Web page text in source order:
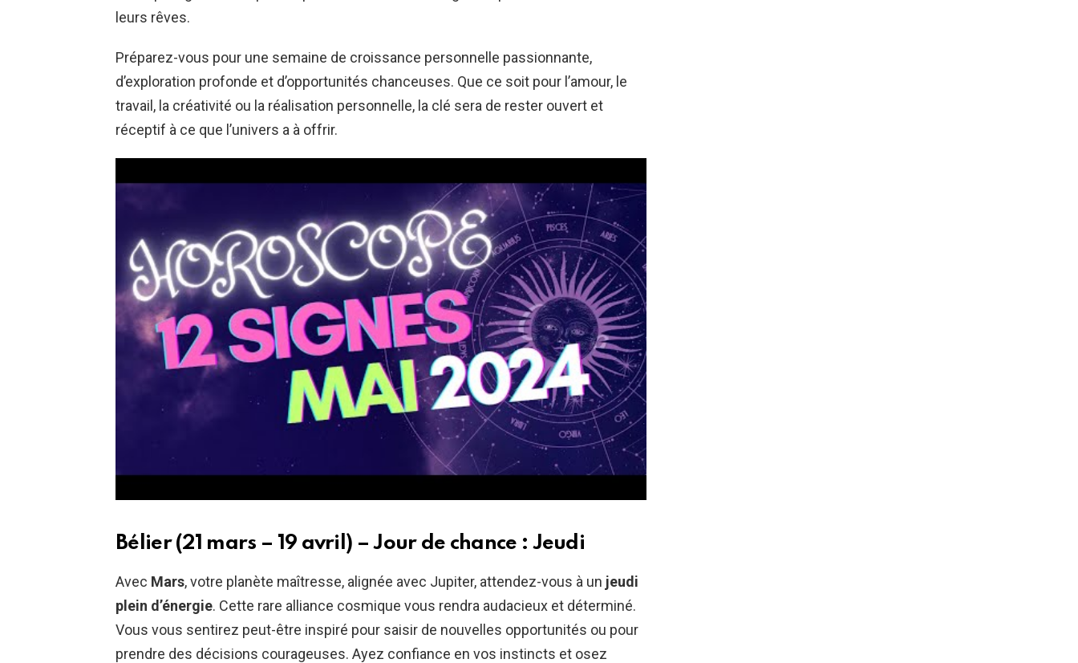
leurs rêves.
Préparez-vous pour une semaine de croissance personnelle passionnante,
d’exploration profonde et d’opportunités chanceuses. Que ce soit pour l’amour, le
travail, la créativité ou la réalisation personnelle, la clé sera de rester ouvert et
réceptif à ce que l’univers a à offrir.
Bélier (21 mars – 19 avril) – Jour de chance : Jeudi
Avec Mars, votre planète maîtresse, alignée avec Jupiter, attendez-vous à un jeudi
plein d’énergie. Cette rare alliance cosmique vous rendra audacieux et déterminé.
Vous vous sentirez peut-être inspiré pour saisir de nouvelles opportunités ou pour
prendre des décisions courageuses. Ayez confiance en vos instincts et osez